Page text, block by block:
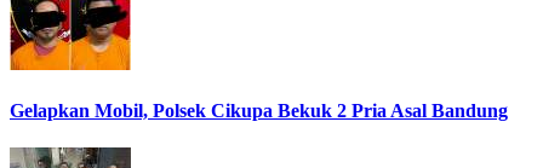
Gelapkan Mobil, Polsek Cikupa Bekuk 2 Pria Asal Bandung